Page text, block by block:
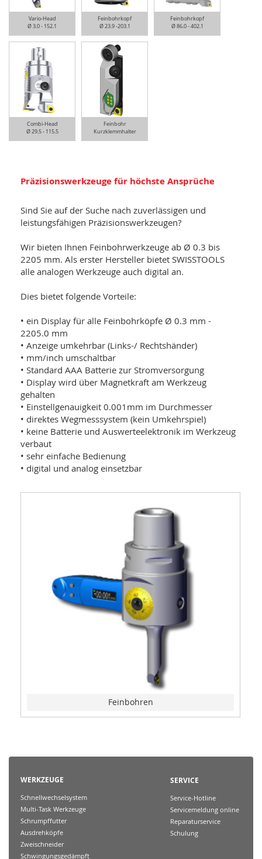
Vario-Head
Ø 3.0 - 152.1
Feinbohrkopf
Ø 23.9 -203.1
Feinbohrkopf
Ø 86.0 - 402.1
Combi-Head
Ø 29.5 - 115.5
Feinbohr
Kurzklemmhalter
Präzisionswerkzeuge für höchste Ansprüche
Sind Sie auf der Suche nach zuverlässigen und
leistungsfähigen Präzisionswerkzeugen?
Wir bieten Ihnen Feinbohrwerkzeuge ab Ø 0.3 bis
2205 mm. Als erster Hersteller bietet SWISSTOOLS
alle analogen Werkzeuge auch digital an.
Dies bietet folgende Vorteile:
• ein Display für alle Feinbohrköpfe Ø 0.3 mm -
2205.0 mm
• Anzeige umkehrbar (Links-/ Rechtshänder)
• mm/inch umschaltbar
• Standard AAA Batterie zur Stromversorgung
• Display wird über Magnetkraft am Werkzeug
gehalten
• Einstellgenauigkeit 0.001mm im Durchmesser
• direktes Wegmesssystem (kein Umkehrspiel)
• keine Batterie und Auswerteelektronik im Werkzeug
verbaut
• sehr einfache Bedienung
• digital und analog einsetzbar
Feinbohren
WERKZEUGE
Schnellwechselsystem
Multi-Task Werkzeuge
Schrumpffutter
Ausdrehköpfe
Zweischneider
Schwingungsgedämpft
SERVICE
Service-Hotline
Servicemeldung online
Reparaturservice
Schulung